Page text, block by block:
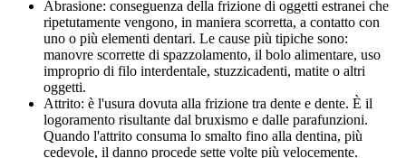
Abrasione: conseguenza della frizione di oggetti estranei che
ripetutamente vengono, in maniera scorretta, a contatto con
uno o più elementi dentari. Le cause più tipiche sono:
manovre scorrette di spazzolamento, il bolo alimentare, uso
improprio di filo interdentale, stuzzicadenti, matite o altri
oggetti.
Attrito: è l'usura dovuta alla frizione tra dente e dente. È il
logoramento risultante dal bruxismo e dalle parafunzioni.
Quando l'attrito consuma lo smalto fino alla dentina, più
cedevole, il danno procede sette volte più velocemente.